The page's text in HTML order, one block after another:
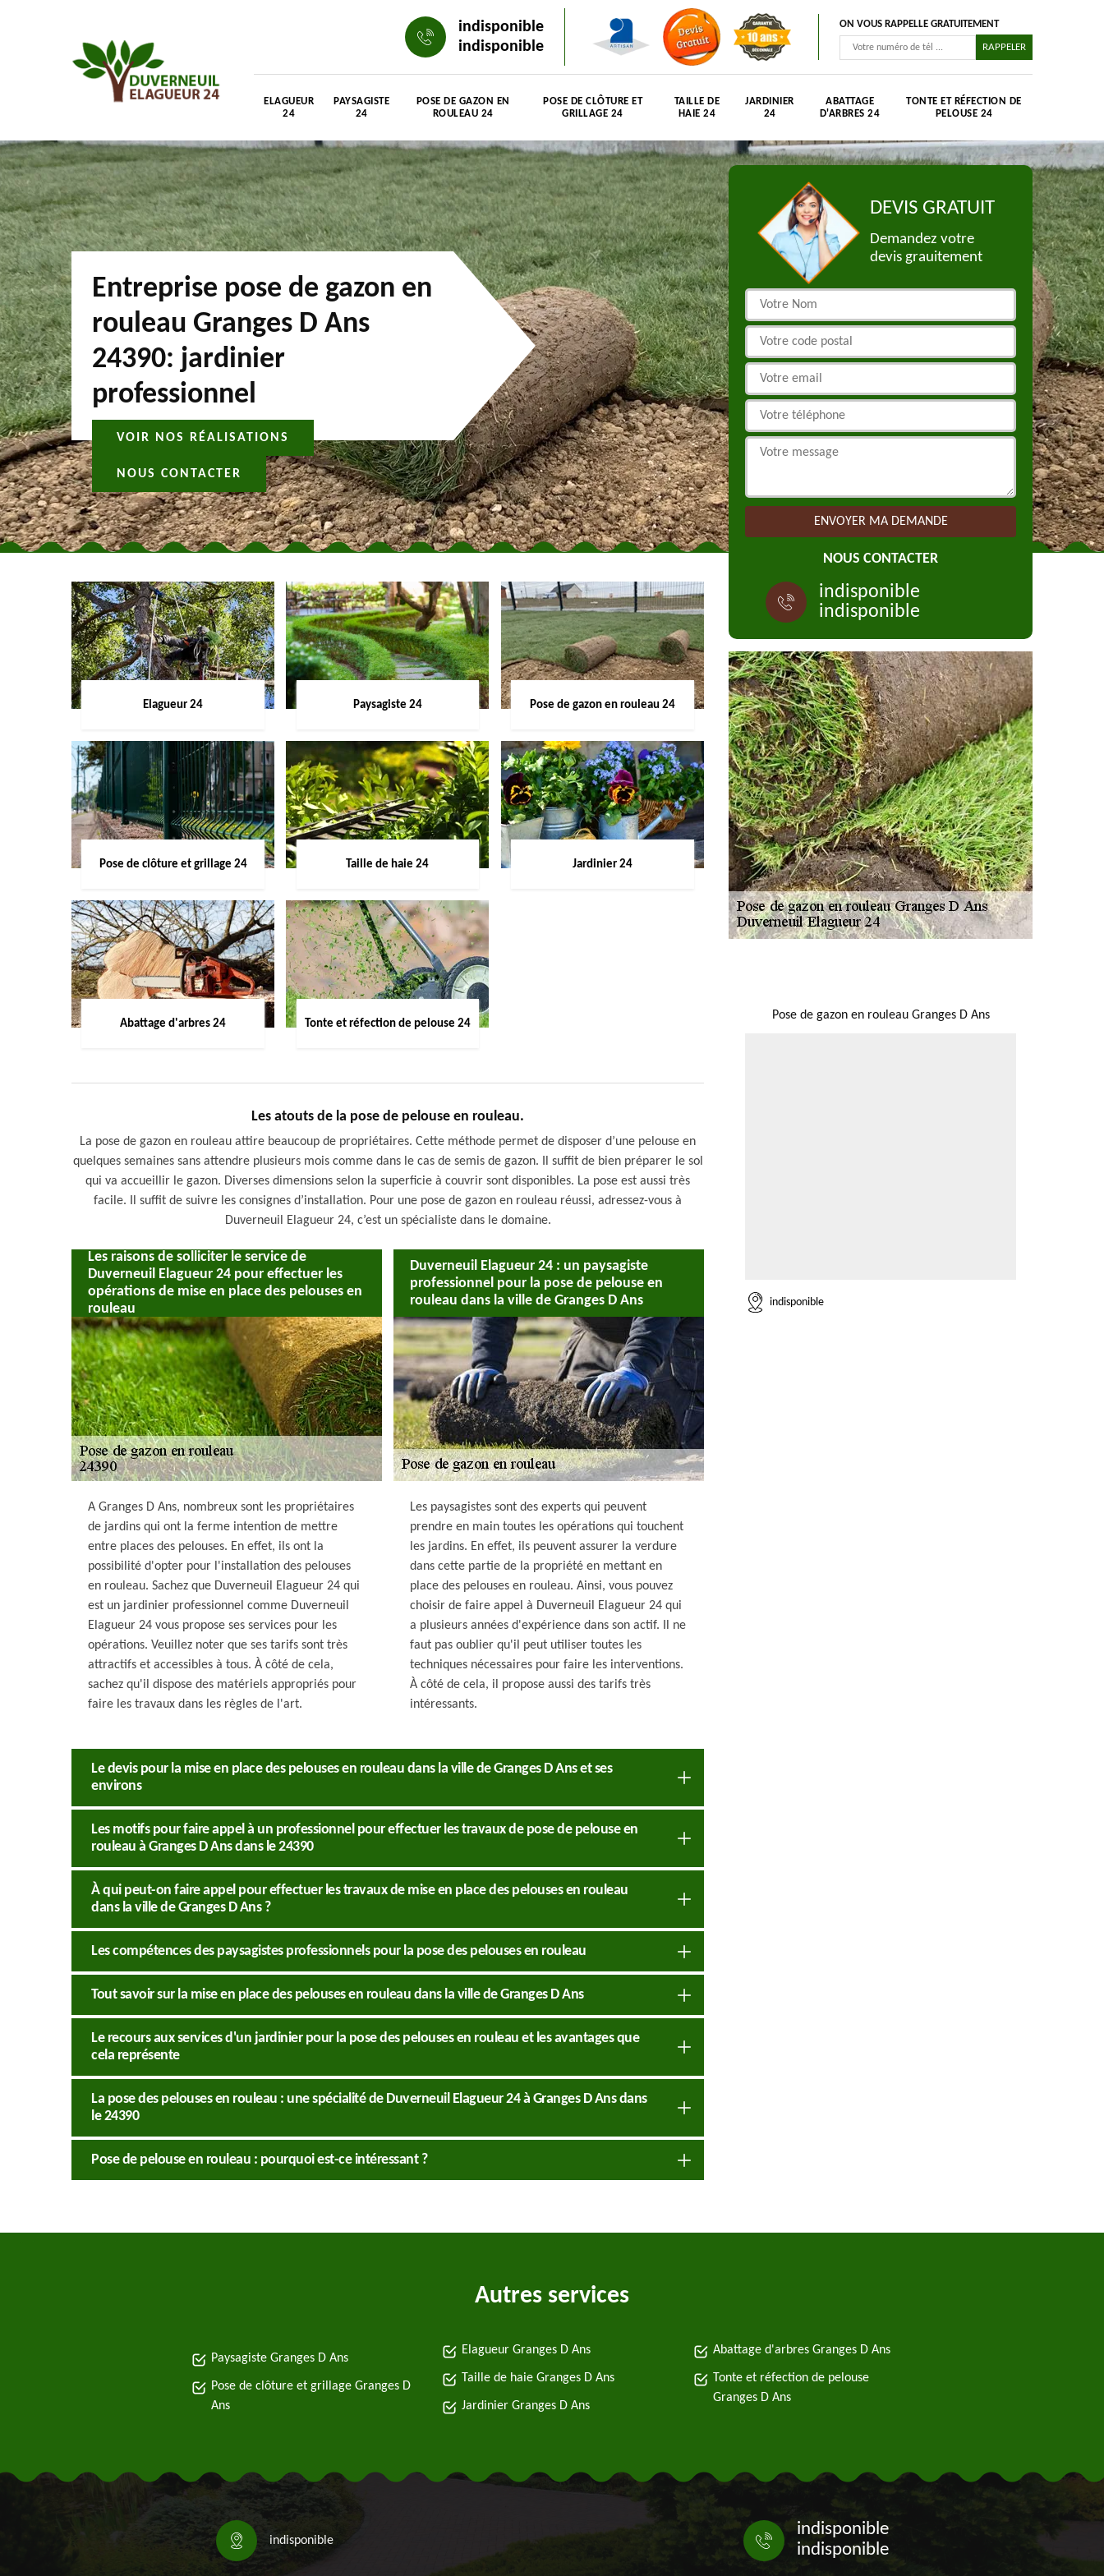
indisponible
indisponible
ON VOUS RAPPELLE GRATUITEMENT
ELAGUEUR
24
PAYSAGISTE
24
POSE DE GAZON EN
ROULEAU 24
POSE DE CLÔTURE ET
GRILLAGE 24
TAILLE DE
HAIE 24
JARDINIER
24
ABATTAGE
D'ARBRES 24
TONTE ET RÉFECTION DE
PELOUSE 24
Entreprise pose de gazon en
rouleau Granges D Ans
24390: jardinier
professionnel
VOIR NOS RÉALISATIONS
NOUS CONTACTER
Elagueur 24 Paysagiste 24 Pose de gazon en rouleau 24
Pose de clôture et grillage 24 Taille de haie 24 Jardinier 24
Abattage d'arbres 24 Tonte et réfection de pelouse 24
Les atouts de la pose de pelouse en rouleau.
La pose de gazon en rouleau attire beaucoup de propriétaires. Cette méthode permet de disposer d’une pelouse en
quelques semaines sans attendre plusieurs mois comme dans le cas de semis de gazon. Il suffit de bien préparer le sol
qui va accueillir le gazon. Diverses dimensions selon la superficie à couvrir sont disponibles. La pose est aussi très
facile. Il suffit de suivre les consignes d’installation. Pour une pose de gazon en rouleau réussi, adressez-vous à
Duverneuil Elagueur 24, c’est un spécialiste dans le domaine.
Les raisons de solliciter le service de
Duverneuil Elagueur 24 pour effectuer les
opérations de mise en place des pelouses en
rouleau
A Granges D Ans, nombreux sont les propriétaires
de jardins qui ont la ferme intention de mettre
entre places des pelouses. En effet, ils ont la
possibilité d'opter pour l'installation des pelouses
en rouleau. Sachez que Duverneuil Elagueur 24 qui
est un jardinier professionnel comme Duverneuil
Elagueur 24 vous propose ses services pour les
opérations. Veuillez noter que ses tarifs sont très
attractifs et accessibles à tous. À côté de cela,
sachez qu'il dispose des matériels appropriés pour
faire les travaux dans les règles de l'art.
Duverneuil Elagueur 24 : un paysagiste
professionnel pour la pose de pelouse en
rouleau dans la ville de Granges D Ans
Les paysagistes sont des experts qui peuvent
prendre en main toutes les opérations qui touchent
les jardins. En effet, ils peuvent assurer la verdure
dans cette partie de la propriété en mettant en
place des pelouses en rouleau. Ainsi, vous pouvez
choisir de faire appel à Duverneuil Elagueur 24 qui
a plusieurs années d'expérience dans son actif. Il ne
faut pas oublier qu'il peut utiliser toutes les
techniques nécessaires pour faire les interventions.
À côté de cela, il propose aussi des tarifs très
intéressants.
Le devis pour la mise en place des pelouses en rouleau dans la ville de Granges D Ans et ses
environs
Les motifs pour faire appel à un professionnel pour effectuer les travaux de pose de pelouse en
rouleau à Granges D Ans dans le 24390
À qui peut-on faire appel pour effectuer les travaux de mise en place des pelouses en rouleau
dans la ville de Granges D Ans ?
Les compétences des paysagistes professionnels pour la pose des pelouses en rouleau
Tout savoir sur la mise en place des pelouses en rouleau dans la ville de Granges D Ans
Le recours aux services d'un jardinier pour la pose des pelouses en rouleau et les avantages que
cela représente
La pose des pelouses en rouleau : une spécialité de Duverneuil Elagueur 24 à Granges D Ans dans
le 24390
Pose de pelouse en rouleau : pourquoi est-ce intéressant ?
DEVIS GRATUIT
Demandez votre
devis grauitement
NOUS CONTACTER
indisponible
indisponible
Pose de gazon en rouleau Granges D Ans
indisponible
Autres services
Paysagiste Granges D Ans
Pose de clôture et grillage Granges D
Ans
Elagueur Granges D Ans
Taille de haie Granges D Ans
Jardinier Granges D Ans
Abattage d'arbres Granges D Ans
Tonte et réfection de pelouse
Granges D Ans
indisponible
indisponible
indisponible